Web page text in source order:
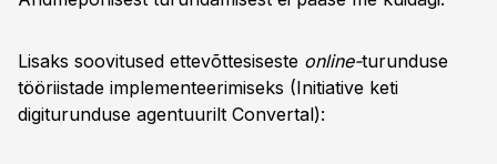
Lisaks soovitused ettevõttesiseste online-turunduse
tööriistade implementeerimiseks (Initiative keti
digiturunduse agentuurilt Convertal):